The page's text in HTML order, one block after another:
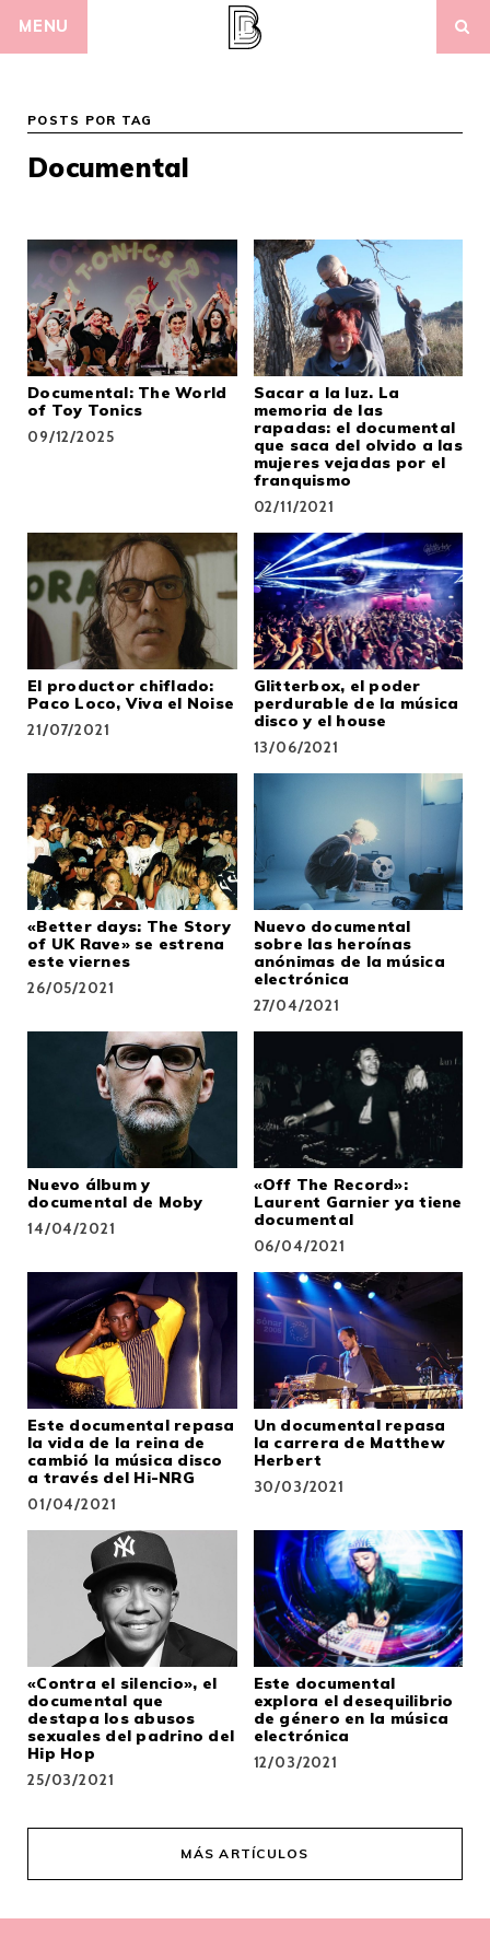
MENU
POSTS POR TAG
Documental
Documental: The World
of Toy Tonics
09/12/2025
Sacar a la luz. La
memoria de las
rapadas: el documental
que saca del olvido a las
mujeres vejadas por el
franquismo
02/11/2021
El productor chiflado:
Paco Loco, Viva el Noise
21/07/2021
Glitterbox, el poder
perdurable de la música
disco y el house
13/06/2021
«Better days: The Story
of UK Rave» se estrena
este viernes
26/05/2021
Nuevo documental
sobre las heroínas
anónimas de la música
electrónica
27/04/2021
Nuevo álbum y
documental de Moby
14/04/2021
«Off The Record»:
Laurent Garnier ya tiene
documental
06/04/2021
Este documental repasa
la vida de la reina de
cambió la música disco
a través del Hi-NRG
01/04/2021
Un documental repasa
la carrera de Matthew
Herbert
30/03/2021
«Contra el silencio», el
documental que
destapa los abusos
sexuales del padrino del
Hip Hop
25/03/2021
Este documental
explora el desequilibrio
de género en la música
electrónica
12/03/2021
MÁS ARTÍCULOS